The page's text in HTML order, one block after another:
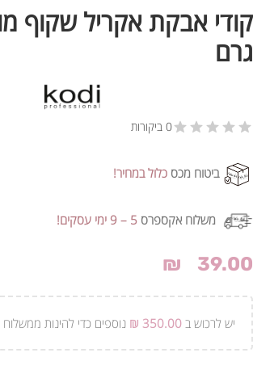
גרם
0 ביקורות
ביטוח מכס כלול במחיר!
משלוח אקספרס 5 – 9 ימי עסקים!
₪ 39.00
יש לרכוש ב ₪ 350.00 נוספים כדי להינות